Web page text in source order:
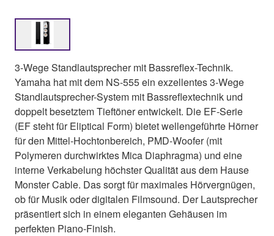
3-Wege Standlautsprecher mit Bassreflex-Technik.
Yamaha hat mit dem NS-555 ein exzellentes 3-Wege
Standlautsprecher-System mit Bassreflextechnik und
doppelt besetztem Tieftöner entwickelt. Die EF-Serie
(EF steht für Eliptical Form) bietet wellengeführte Hörner
für den Mittel-Hochtonbereich, PMD-Woofer (mit
Polymeren durchwirktes Mica Diaphragma) und eine
interne Verkabelung höchster Qualität aus dem Hause
Monster Cable. Das sorgt für maximales Hörvergnügen,
ob für Musik oder digitalen Filmsound. Der Lautsprecher
präsentiert sich in einem eleganten Gehäusen im
perfekten Piano-Finish.